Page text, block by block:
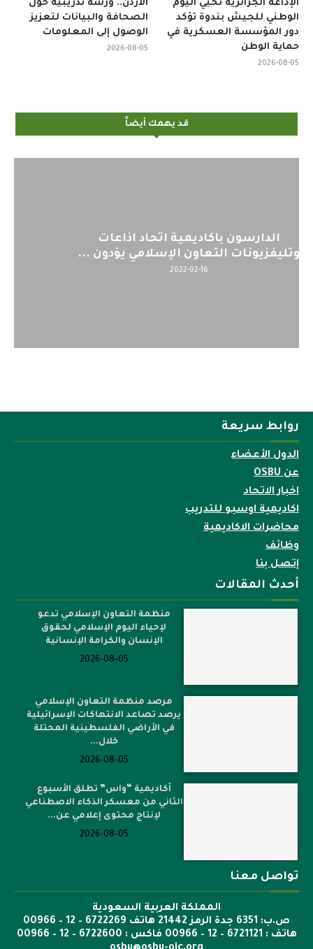
الأردن.. ورشة تدريبية حول
الصحافة والبيانات لتعزيز
الوصول إلى المعلومات
الإذاعة الجزائرية تحيي اليوم
الوطني للجيش بندوة تؤكد
دور المؤسسة العسكرية في
حماية الوطن
قد يهمك أيضاً
اليوم : المشاركة بالاجتماع التحضيري
لمنظمي قمة اسيا...
روابط سريعة
الدول الأعضاء
عن OSBU
اخبار الاتحاد
اكاديمية اوسبو للتدريب
محاضرات الاكاديمية
وظائف
إتصل بنا
أحدث المقالات
منظمة التعاون الإسلامي تدعو
لإحياء اليوم الإسلامي لحقوق
الإنسان والكرامة الإنسانية
مرصد منظمة التعاون الإسلامي
يرصد تصاعد الانتهاكات الإسرائيلية
في الأراضي الفلسطينية المحتلة
خلال...
أكاديمية “واس” تطلق الأسبوع
الثاني من معسكر الذكاء الاصطناعي
لإنتاج محتوى إعلامي عن...
تواصل معنا
المملكة العربية السعودية
ص.ب: 6351 جدة الرمز 21442 هاتف 6722269 – 12 – 00966